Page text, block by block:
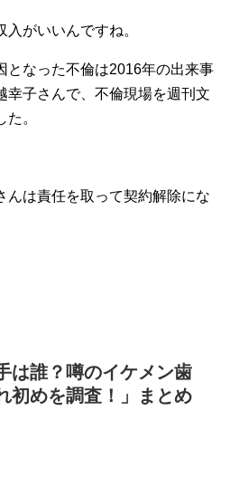
がいいんですね。
となった不倫は2016年の出来事
幸子さんで、不倫現場を週刊文
。
んは責任を取って契約解除にな
は誰？噂のイケメン歯
初めを調査！」まとめ